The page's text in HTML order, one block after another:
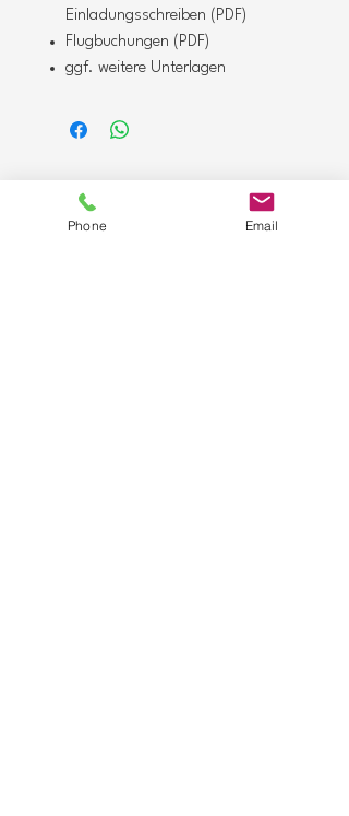
Einladungsschreiben (PDF)
Flugbuchungen (PDF)
ggf. weitere Unterlagen
Phone Email